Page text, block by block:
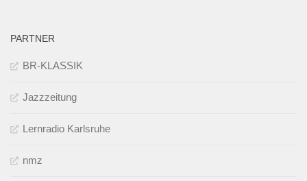
PARTNER
BR-KLASSIK
Jazzzeitung
Lernradio Karlsruhe
nmz